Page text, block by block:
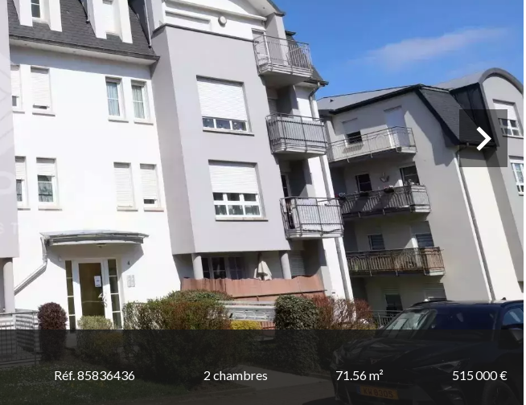
Réf. 85836436 2 chambres 71.56 m² 515 000 €